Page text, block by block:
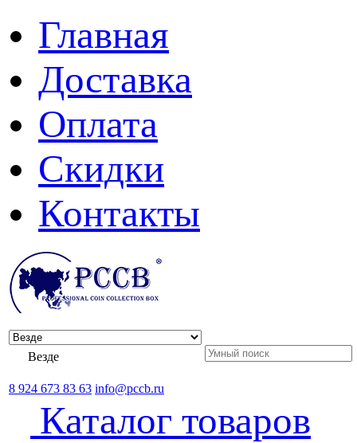
Главная
Доставка
Оплата
Скидки
Контакты
Везде
8 924 673 83 63 info@pccb.ru
Каталог товаров